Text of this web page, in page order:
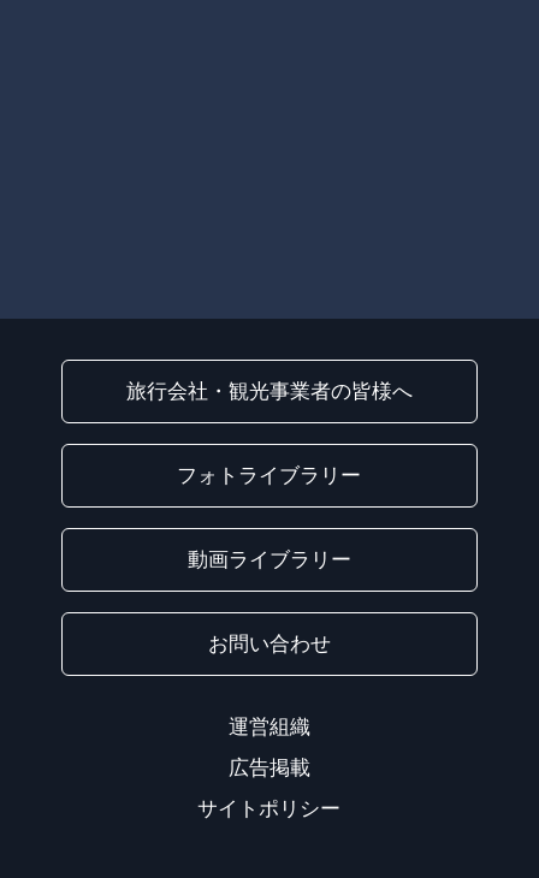
旅行会社・観光事業者の皆様へ
フォトライブラリー
動画ライブラリー
お問い合わせ
運営組織
広告掲載
サイトポリシー